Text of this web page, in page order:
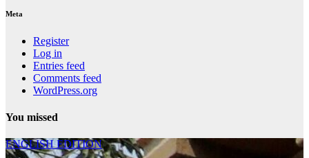
Meta
Register
Log in
Entries feed
Comments feed
WordPress.org
You missed
ENGLISH EDITION